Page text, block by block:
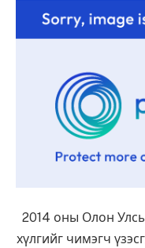
2014 оны Олон
хүлгийг чимэгч